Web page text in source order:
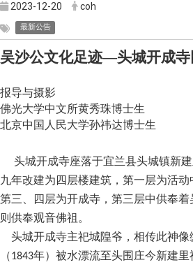
2023-12-20 coh
最新公告
吴沙公文化足迹―头城开成
报导与摄影
佛光大学中文所黄秀珠博士生
北京中国人民大学孙祎达博士生
头城开成寺座落于宜兰县头城镇新
九年改建为四层楼建筑，第一层为活动
第三、四层为开成寺，第三层中供奉
则供奉观音佛祖。
头城开成寺主祀城隍爷，相传此神
（1843年）被水漂流至头围庄今新建